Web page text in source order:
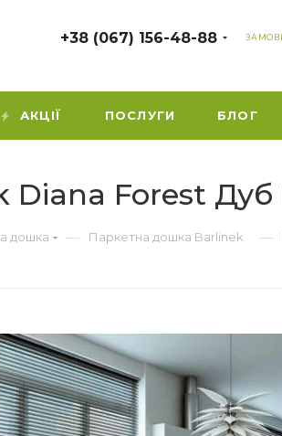
+38 (067) 156-48-88
АКЦІЇ ПОСЛУГИ БЛОГ
Forest
дошка — Паркетна дошка Barlinek —